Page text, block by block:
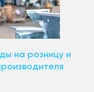
на розницу и